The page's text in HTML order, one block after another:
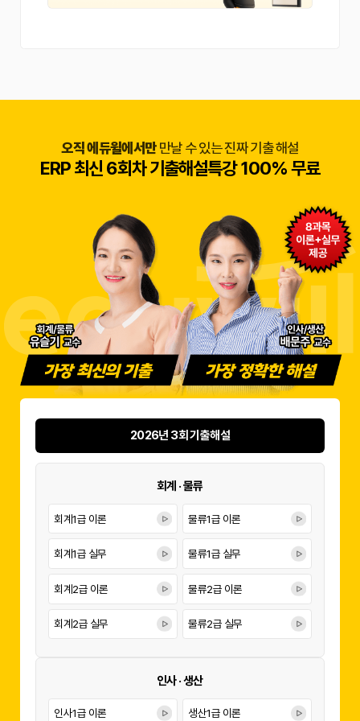
오직 에듀윌에서만만날 수 있는 진짜 기출 해설
ERP 최신 6회차 기출해설특강 100% 무료
2026년 3회 기출해설
회계 · 물류
회계1급 이론
회계1급 실무
회계2급 이론
회계2급 실무
물류1급 이론
물류1급 실무
물류2급 이론
물류2급 실무
인사 · 생산
인사1급 이론 생산1급 이론